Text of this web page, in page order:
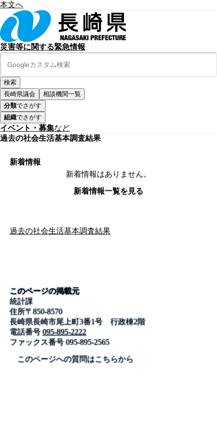
本文へ
災害等に関する緊急情報
長崎県議会
相談機関一覧
分類でさがす
組織でさがす
イベント・募集など
過去の社会生活基本調査結果
新着情報
新着情報はありません。
新着情報一覧を見る
過去の社会生活基本調査結果
このページの掲載元
統計課
住所〒850-8570
長崎県長崎市尾上町3番1号 行政棟2階
電話番号 095-895-2222
ファックス番号095-895-2565
このページへの質問はこちらから